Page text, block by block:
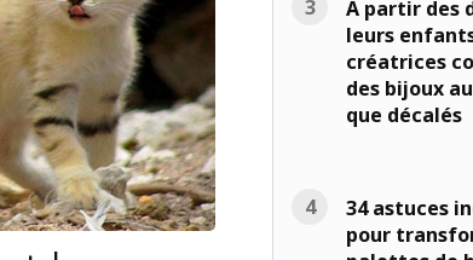
A partir des
leurs
créatrices
des bijoux
que décalés
34 astuces
pour